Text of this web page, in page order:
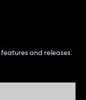
and releases.